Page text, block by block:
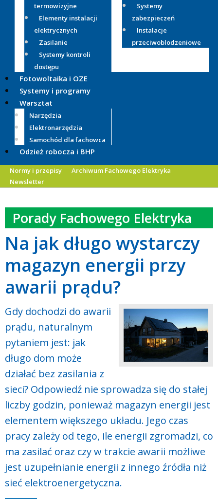
termowizyjne
Elementy instalacji
elektrycznych
Zasilanie
Systemy kontroli
dostępu
Systemy
zabezpieczeń
Instalacje
przeciwoblodzeniowe
Fotowoltaika i OZE
Systemy i programy
Warsztat
Narzędzia
Elektronarzędzia
Samochód dla fachowca
Odzież robocza i BHP
Normy i przepisy
Archiwum Fachowego Elektryka
Newsletter
Porady Fachowego Elektryka
Na jak długo wystarczy
magazyn energii przy
awarii prądu?
Gdy dochodzi do awarii
prądu, naturalnym
pytaniem jest: jak
długo dom może
działać bez zasilania z
sieci? Odpowiedź nie sprowadza się do stałej
liczby godzin, ponieważ magazyn energii jest
elementem większego układu. Jego czas
pracy zależy od tego, ile energii zgromadzi, co
ma zasilać oraz czy w trakcie awarii możliwe
jest uzupełnianie energii z innego źródła niż
sieć elektroenergetyczna.